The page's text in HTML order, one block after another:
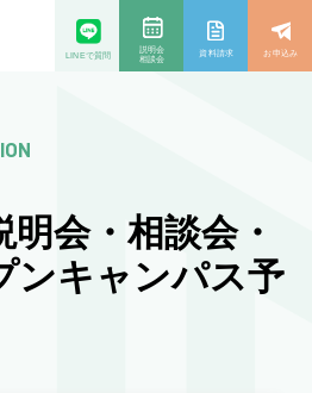
LINEで質問
説明会
相談会
資料請求 お申込み
明会・相談会・
ンキャンパス予